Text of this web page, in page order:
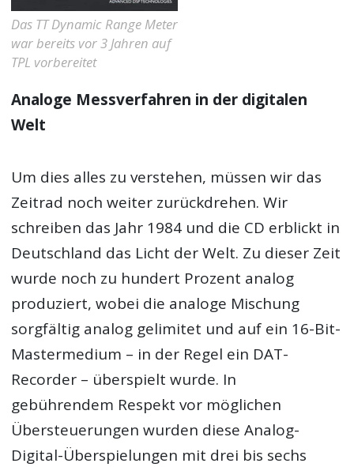
Das TT Dynamic Range Meter
war bereits vor 3 Jahren auf
TPL vorbereitet
Analoge Messverfahren in der digitalen
Welt
Um dies alles zu verstehen, müssen wir das
Zeitrad noch weiter zurückdrehen. Wir
schreiben das Jahr 1984 und die CD erblickt in
Deutschland das Licht der Welt. Zu dieser Zeit
wurde noch zu hundert Prozent analog
produziert, wobei die analoge Mischung
sorgfältig analog gelimitet und auf ein 16-Bit-
Mastermedium – in der Regel ein DAT-
Recorder – überspielt wurde. In
gebührendem Respekt vor möglichen
Übersteuerungen wurden diese Analog-
Digital-Überspielungen mit drei bis sechs